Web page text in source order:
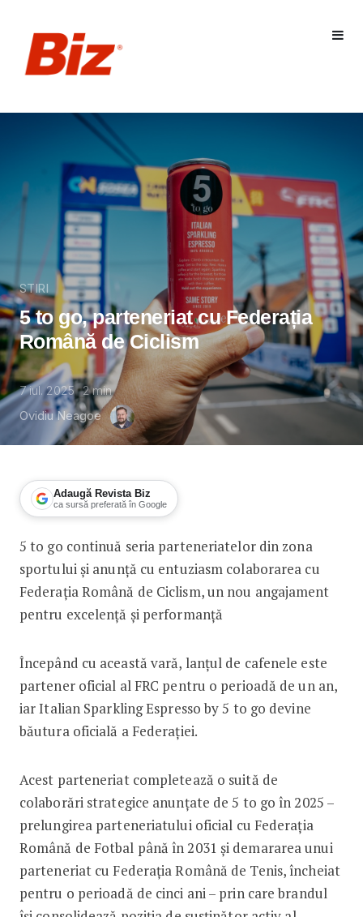
STIRI
5 to go, parteneriat cu Federația
Română de Ciclism
7 iul. 2025 2min
Ovidiu Neagoe
Adaugă Revista Biz
ca sursă preferată în Google
5 to go, parteneriat cu Federația
5 to go continuă seria parteneriatelor din zona
sportului și anunță cu entuziasm colaborarea cu
Federația Română de Ciclism, un nou angajament
pentru excelență și performanță
Începând cu această vară, lanțul de cafenele este
partener oficial al FRC pentru o perioadă de un an,
iar Italian Sparkling Espresso by 5 to go devine
băutura oficială a Federației.
Acest parteneriat completează o suită de
colaborări strategice anunțate de 5 to go în 2025 –
prelungirea parteneriatului oficial cu Federația
Română de Fotbal până în 2031 și demararea unui
parteneriat cu Federația Română de Tenis, încheiat
pentru o perioadă de cinci ani – prin care brandul